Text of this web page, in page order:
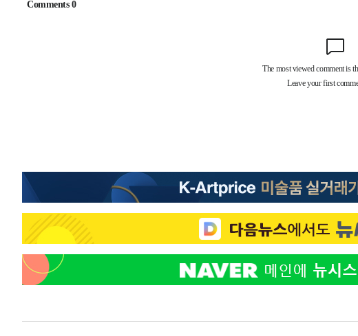
한민수·김용 순
-31229초 전 >
이강인 "아틀레티코 이적 기뻐…등번호 7번 의미보단 팀 위해 뛸
[속보]與 당대표 경선, 제주·인천 권리당원 투표 김민석 승리
낮 최고 35도 '무더위'…동해안 시간당 30㎜ '강한 비'[내일날씨]
-11827초 전 >
백운산서 80년근 천종산삼 9뿌리 발견…감정가 1.3억원
-9537초 전 >선재도서 해루질 나섰다 실종 60대, 닷새 만에 숨진 채 발견
-7071초 전 > 남자 농구, 나고야 아시안게임서 '홈팀' 일본과 한일전
-6447초 전 >여수 오동도 해상서 모터보트 전복…1명 사망·1명 실종
-2674초 전 >
극한폭염 한풀 꺾이지만…'낮 최고 35도' 무더위, 열대야 계속[다음
주 날씨]
5분 전 >
축구협회 "압수수색·성접대 논란 사과…쇄신의 기회로 삼겠다"
3시간 전 >'최고 37도' 폭염 지속…강원동해안 최대 150㎜ 비